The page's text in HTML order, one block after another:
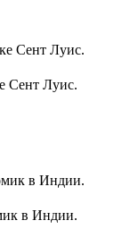
Сент Луис.
в Индии.